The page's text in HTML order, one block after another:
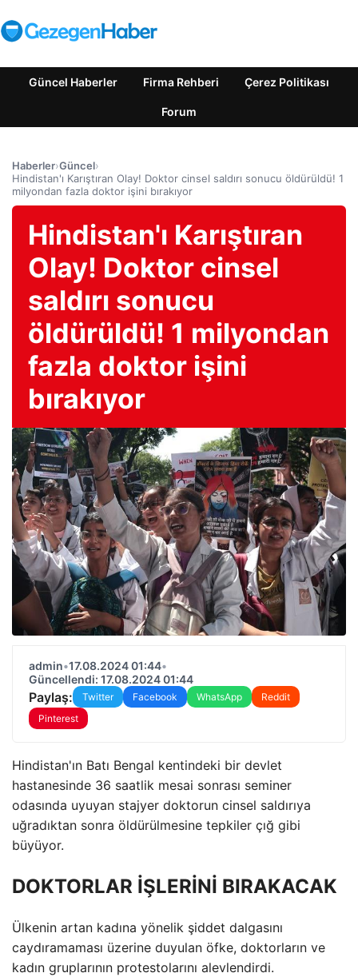
Güncel Haberler Firma Rehberi Çerez Politikası
Forum
Haberler›Güncel›
Hindistan'ı Karıştıran Olay! Doktor cinsel saldırı sonucu öldürüldü! 1
milyondan fazla doktor işini bırakıyor
Hindistan'ı Karıştıran
Olay! Doktor cinsel
saldırı sonucu
öldürüldü! 1 milyondan
fazla doktor işini
bırakıyor
admin•17.08.2024 01:44•
Güncellendi: 17.08.2024 01:44
Paylaş: Twitter Facebook WhatsApp
Reddit
Pinterest
Hindistan'ın Batı Bengal kentindeki bir devlet
hastanesinde 36 saatlik mesai sonrası seminer
odasında uyuyan stajyer doktorun cinsel saldırıya
uğradıktan sonra öldürülmesine tepkiler çığ gibi
büyüyor.
DOKTORLAR İŞLERİNİ BIRAKACAK
Ülkenin artan kadına yönelik şiddet dalgasını
caydıramaması üzerine duyulan öfke, doktorların ve
kadın gruplarının protestolarını alevlendirdi.